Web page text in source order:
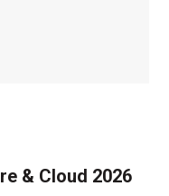
& Cloud 2026